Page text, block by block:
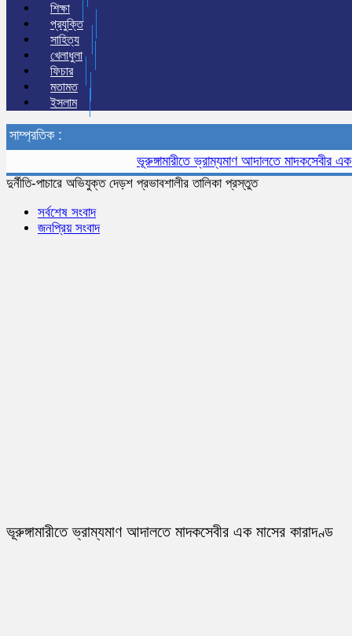
শিক্ষা
প্রযুক্তি
সাহিত্য
খেলাধুলা
ফিচার
মতামত
ইসলাম
সাম্প্রতিক :
ভূরুঙ্গামারীতে ভ্রাম্যমাণ আদালতে মাদকসেবীর এক
দুর্নীতি-পাচারে অভিযুক্ত দেড়শ প্রভাবশালীর তালিকা প্রস্তুত
সর্বশেষ সংবাদ
জনপ্রিয় সংবাদ
ভূরুঙ্গামারীতে ভ্রাম্যমাণ আদালতে মাদকসেবীর এক মাসের কারাদণ্ড